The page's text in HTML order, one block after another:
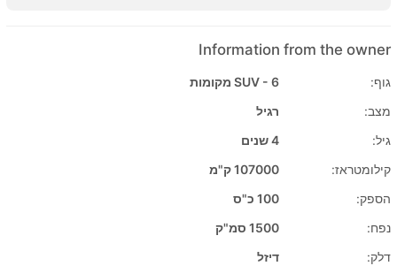
Information from the owner
גוף:
SUV - 6 מקומות
מצב:
רגיל
גיל:
4 שנים
קילומטראז:
107000 ק"מ
הספק:
100 כ"ס
נפח:
1500 סמ"ק
דלק:
דיזל